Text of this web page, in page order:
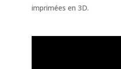
imprimées en 3D.